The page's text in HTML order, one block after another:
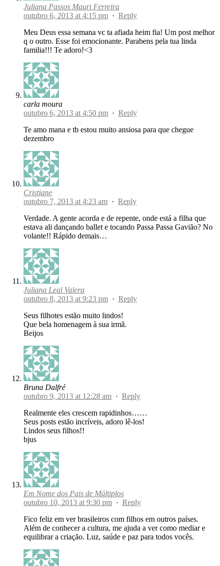
Juliana Passos Mauri Ferreira
outubro 6, 2013 at 4:15 pm · Reply
Meu Deus essa semana vc ta afiada heim fia! Um post melhor
q o outro. Esse foi emocionante. Parabens pela tua linda
familia!!! Te adoro!<3
carla moura
outubro 6, 2013 at 4:50 pm · Reply
Te amo mana e tb estou muito ansiosa para que chegue
dezembro
Cristiane
outubro 7, 2013 at 4:23 am · Reply
Verdade. A gente acorda e de repente, onde está a filha que
estava ali dançando ballet e tocando Passa Passa Gavião? No
volante!! Rápido demais…
Juliana Leal Valera
outubro 8, 2013 at 9:23 pm · Reply
Seus filhotes estão muito lindos!
Que bela homenagem à sua irmã.
Beijos
Bruna Dalfré
outubro 9, 2013 at 12:28 am · Reply
Realmente eles crescem rapidinhos……
Seus posts estão incríveis, adoro lê-los!
Lindos seus filhos!!
bjus
Em Nome dos Pais de Múltiplos
outubro 10, 2013 at 9:30 pm · Reply
Fico feliz em ver brasileiros com filhos em outros países.
Além de conhecer a cultura, me ajuda a ver como mediar e
equilibrar a criação. Luz, saúde e paz para todos vocês.